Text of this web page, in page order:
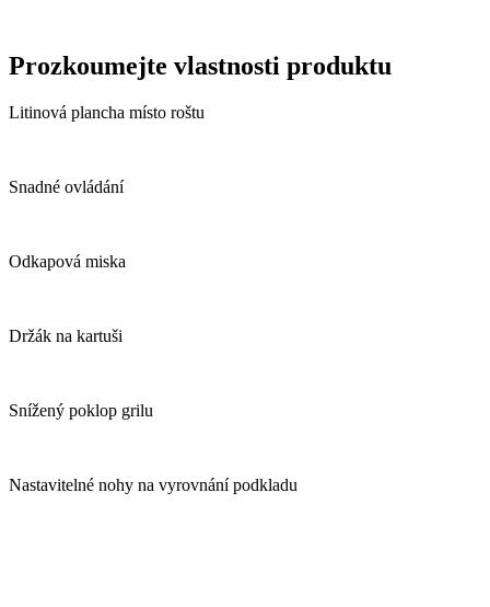
Prozkoumejte vlastnosti produktu
Litinová plancha místo roštu
Snadné ovládání
Odkapová miska
Držák na kartuši
Snížený poklop grilu
Nastavitelné nohy na vyrovnání podkladu